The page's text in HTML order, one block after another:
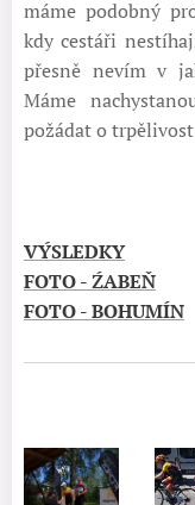
máme podobný
kdy cestáři
přesně nevím v
Máme
požádat o
VÝSLEDKY
FOTO - ŹABEŇ
FOTO - BOHUMÍN